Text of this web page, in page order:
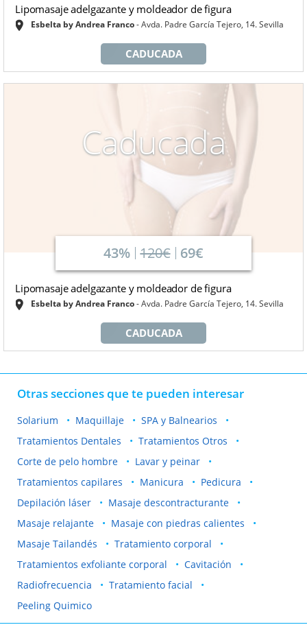
Lipomasaje adelgazante y moldeador de figura
Esbelta by Andrea Franco Avda. Padre García Tejero, 14. Sevilla
CADUCADA
Caducada
43% 120€ 69€
Lipomasaje adelgazante y moldeador de figura
Esbelta by Andrea Franco Avda. Padre García Tejero, 14. Sevilla
CADUCADA
Otras secciones que te pueden interesar
Solarium Maquillaje
SPA y Balnearios
Tratamientos Dentales
Tratamientos Otros
Corte de pelo hombre
Lavar y peinar
Tratamientos capilares
Manicura
Pedicura
Depilación láser
Masaje descontracturante
Masaje relajante
Masaje con piedras calientes
Masaje Tailandés
Tratamiento corporal
Tratamientos exfoliante corporal
Cavitación
Radiofrecuencia
Tratamiento facial
Peeling Quimico